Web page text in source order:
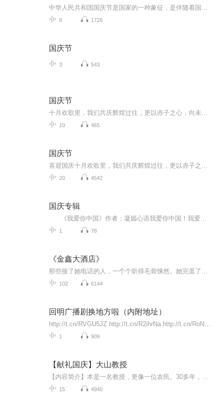
8 1726
国庆节
3 543
国庆节
10 465
国庆节
20 4542
国庆专辑
1 78
《金鑫大酒店》
102 6144
回明广播剧换地方啦（内附地址）
1 909
【献礼国庆】大山教授
15 4940